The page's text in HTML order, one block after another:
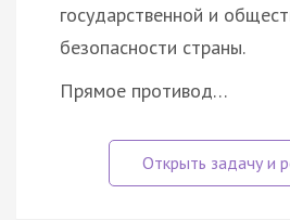
государственной и
безопасности страны.
Прямое противод…